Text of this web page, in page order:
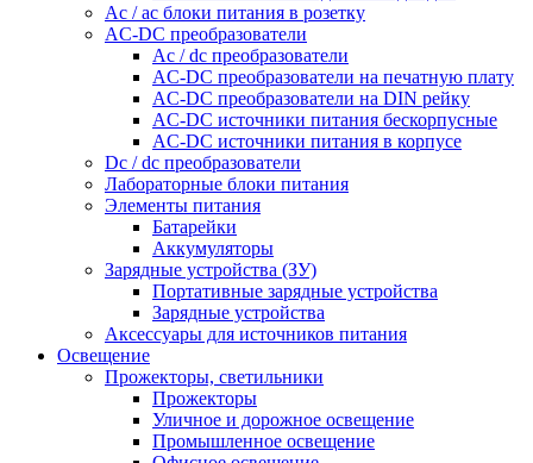
Ac / ac блоки питания в розетку
AC-DC преобразователи
Ac / dc преобразователи
AC-DC преобразователи на печатную плату
AC-DC преобразователи на DIN рейку
AC-DC источники питания бескорпусные
AC-DC источники питания в корпусе
Dc / dc преобразователи
Лабораторные блоки питания
Элементы питания
Батарейки
Аккумуляторы
Зарядные устройства (ЗУ)
Портативные зарядные устройства
Зарядные устройства
Аксессуары для источников питания
Освещение
Прожекторы, светильники
Прожекторы
Уличное и дорожное освещение
Промышленное освещение